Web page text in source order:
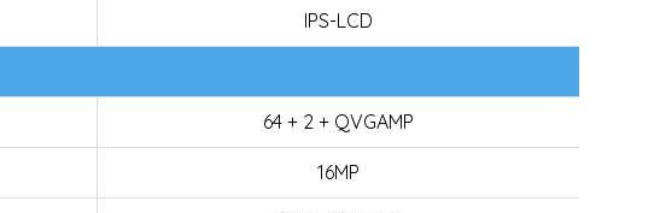
IPS-LCD
64 + 2 + QVGAMP
16MP